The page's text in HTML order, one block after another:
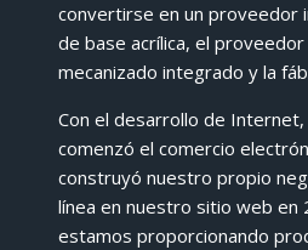
convertirse en un proveedor
de base acrílica, el
mecanizado integrado y la
Con el desarrollo de Internet,
comenzó el comercio
construyó nuestro propio
línea en nuestro sitio web en
estamos proporcionando